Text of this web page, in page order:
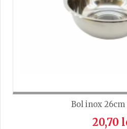
Bol inox 26cm
20,70